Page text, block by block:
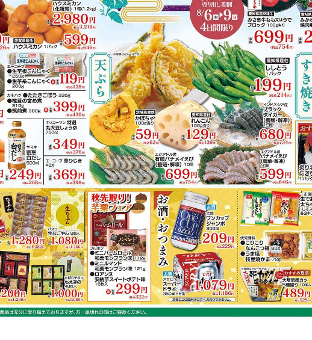
チラシ掲載商品からレシピを探す
牛もも肉 鶏もも肉 キャベツ
レンコン にんじん 鮭
※明細されている内容は店舗の実売状況と異なる場合がございます。